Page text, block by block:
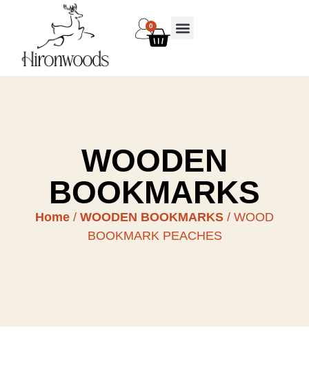
0
WOODEN
BOOKMARKS
Home / WOODEN BOOKMARKS / WOOD
BOOKMARK PEACHES